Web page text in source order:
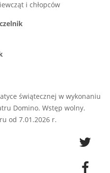
i chłopców
świątecznej w wykonaniu
Domino. Wstęp wolny.
od 7.01.2026 r.